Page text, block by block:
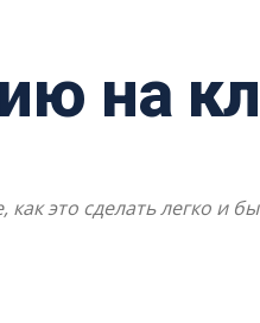
на
это сделать легко и